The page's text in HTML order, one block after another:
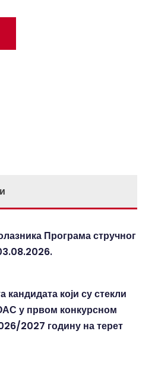
Програма стручног
кандидата који су стекли
у првом конкурсном
2027 годину на терет